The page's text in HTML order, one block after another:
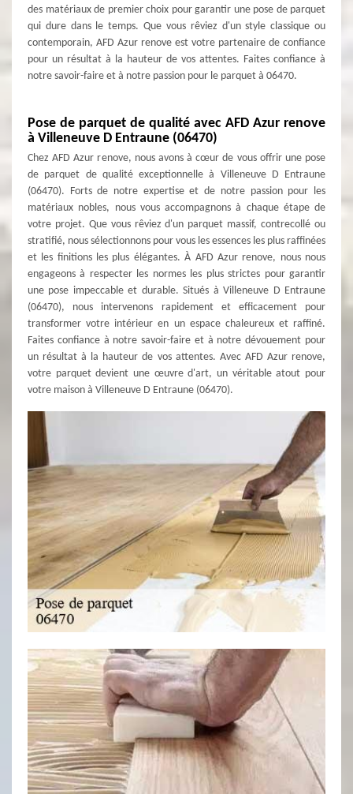
des matériaux de premier choix pour garantir une pose de parquet
qui dure dans le temps. Que vous rêviez d'un style classique ou
contemporain, AFD Azur renove est votre partenaire de confiance
pour un résultat à la hauteur de vos attentes. Faites confiance à
notre savoir-faire et à notre passion pour le parquet à 06470.
Pose de parquet de qualité avec AFD Azur renove
à Villeneuve D Entraune (06470)
Chez AFD Azur renove, nous avons à cœur de vous offrir une pose
de parquet de qualité exceptionnelle à Villeneuve D Entraune
(06470). Forts de notre expertise et de notre passion pour les
matériaux nobles, nous vous accompagnons à chaque étape de
votre projet. Que vous rêviez d'un parquet massif, contrecollé ou
stratifié, nous sélectionnons pour vous les essences les plus raffinées
et les finitions les plus élégantes. À AFD Azur renove, nous nous
engageons à respecter les normes les plus strictes pour garantir
une pose impeccable et durable. Situés à Villeneuve D Entraune
(06470), nous intervenons rapidement et efficacement pour
transformer votre intérieur en un espace chaleureux et raffiné.
Faites confiance à notre savoir-faire et à notre dévouement pour
un résultat à la hauteur de vos attentes. Avec AFD Azur renove,
votre parquet devient une œuvre d'art, un véritable atout pour
votre maison à Villeneuve D Entraune (06470).